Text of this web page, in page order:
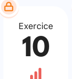
Exercice
10